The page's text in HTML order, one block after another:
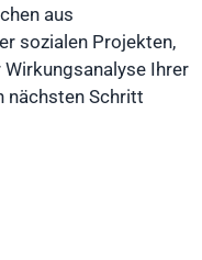
aus
sozialen Projekten,
Ihrer
nächsten Schritt